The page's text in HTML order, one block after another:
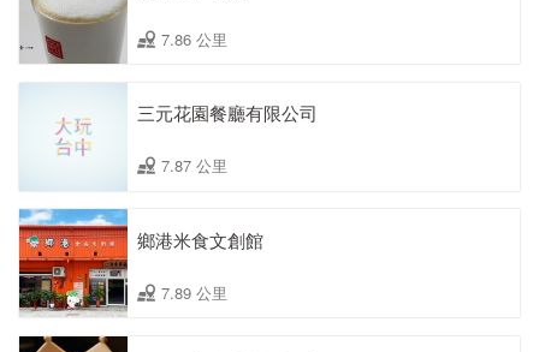
7.86 公里
三元花園餐廳有限公司
7.87 公里
鄉港米食文創館
7.89 公里